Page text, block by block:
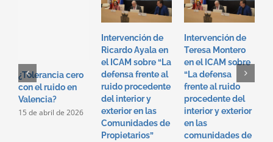
¿Tolerancia cero
con el ruido en
Valencia?
15 de abril de 2026
Intervención de
Ricardo Ayala en
el ICAM sobre “La
defensa frente al
ruido procedente
del interior y
exterior en las
Comunidades de
Propietarios”
Intervención de
Teresa Montero
en el ICAM sobre
“La defensa
frente al ruido
procedente del
interior y exterior
en las
comunidades de